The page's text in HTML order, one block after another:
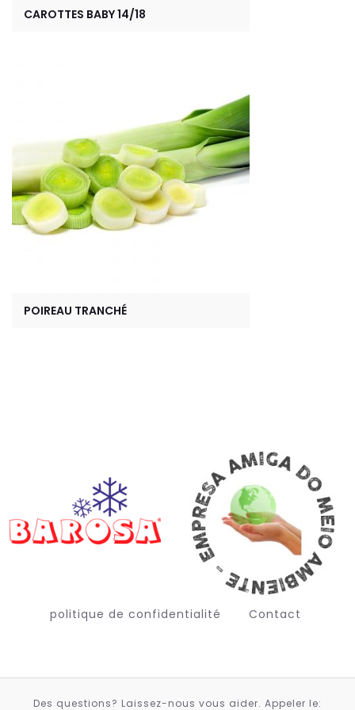
CAROTTES BABY 14/18
POIREAU TRANCHÉ
politique de confidentialité Contact
Des questions? Laissez-nous vous aider. Appeler le: